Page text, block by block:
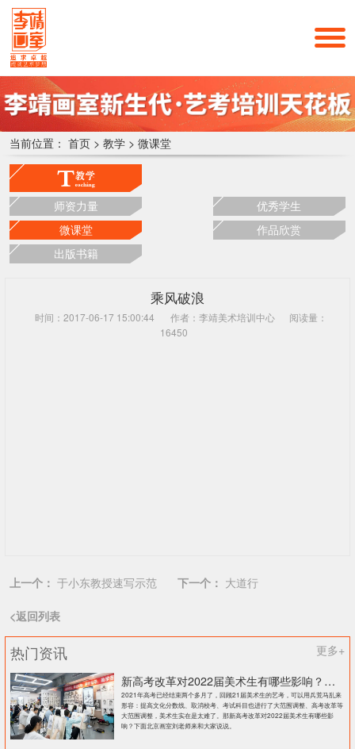
当前位置： 首页 > 教学 > 微课堂
师资力量
优秀学生
微课堂
作品欣赏
出版书籍
乘风破浪
时间：2017-06-17 15:00:44 作者：李靖美术培训中心
阅读量：
16450
上一个： 于小东教授速写示范 下一个： 大道行
<返回列表
热门资讯
更多+
新高考改革对2022届美术生有哪些影响？北京画室刘老师来和大家说说
2021年高考已经结束两个多月了，回顾21届美术生的艺考，可以用兵荒马乱来
形容：提高文化分数线、取消校考、考试科目也进行了大范围调整、高考改革等
大范围调整，美术生实在是太难了。那新高考改革对2022届美术生有哪些影
响？下面北京画室刘老师来和大家说说。